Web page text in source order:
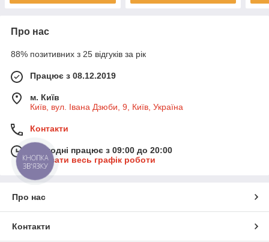
Про нас
88% позитивних з 25 відгуків за рік
Працює з 08.12.2019
м. Київ
Київ, вул. Івана Дзюби, 9, Київ, Україна
Контакти
Сьогодні працює з 09:00 до 20:00
Показати весь графік роботи
Про нас
Контакти
КНОПКА
ЗВ'ЯЗКУ